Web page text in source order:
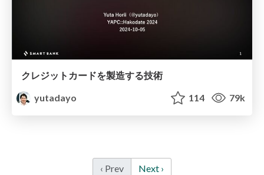
クレジットカードを製造する技術
yutadayo
114 79k
‹ Prev Next ›